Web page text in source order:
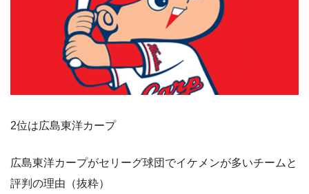
2位は広島東洋カープ
広島東洋カープがセリーグ球団でイケメンが多いチームと
評判の理由（抜粋）